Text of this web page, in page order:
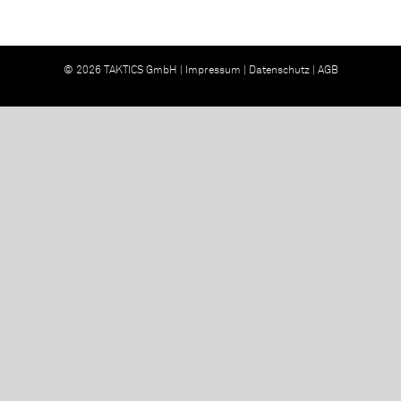
© 2026 TAKTICS GmbH | Impressum | Datenschutz| AGB